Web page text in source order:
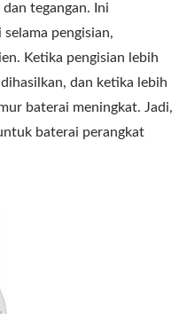
tegangan. Ini
pengisian,
Ketika pengisian lebih
dan ketika lebih
baterai meningkat. Jadi,
baterai perangkat